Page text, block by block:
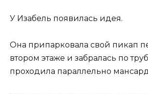
У Изабель появилась идея.
Она припарковала свой пикап
втором этаже и забралась по
проходила параллельно